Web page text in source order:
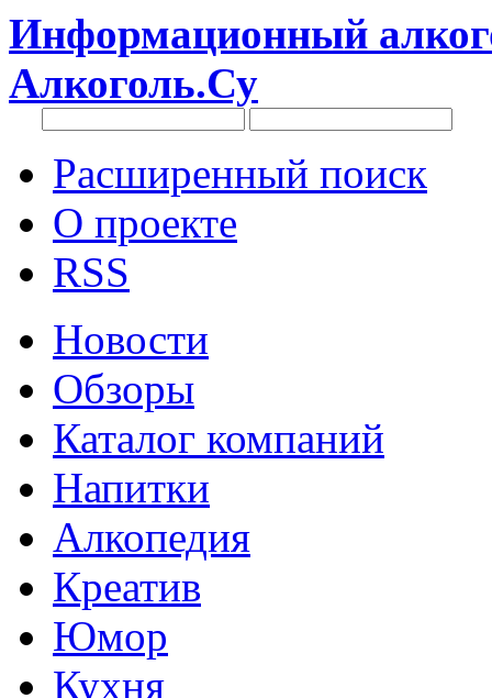
Информационный
Алкоголь.Су
Расширенный поиск
О проекте
RSS
Новости
Обзоры
Каталог компаний
Напитки
Алкопедия
Креатив
Юмор
Кухня